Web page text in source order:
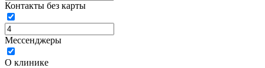
Контакты без карты
Мессенджеры
О клинике